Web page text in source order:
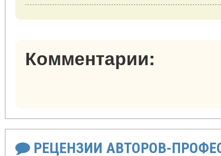
Комментарии:
РЕЦЕНЗИИ АВТОРОВ-